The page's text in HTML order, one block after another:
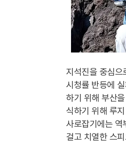
지석진을 중심
시청률 반등에
하기 위해 부산
식하기 위해 루
사로잡기에는 역
걸고 치열한 스